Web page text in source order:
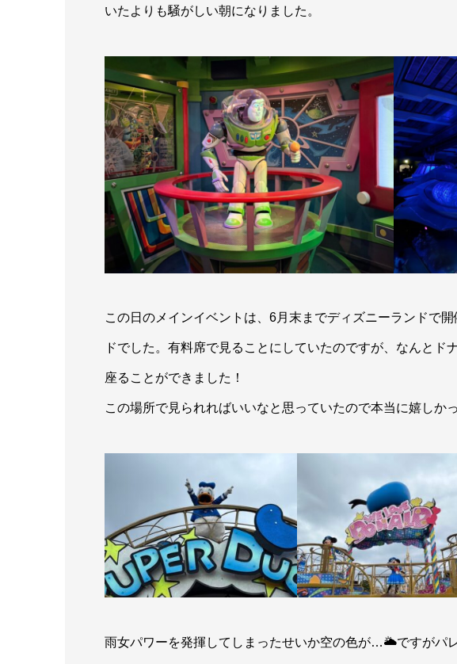
いたよりも騒がしい朝になりました。
この日のメインイベントは、6月末までディズニーランドで
ドでした。有料席で見ることにしていたのですが、なんとド
座ることができました！
この場所で見られればいいなと思っていたので本当に嬉しか
雨女パワーを発揮してしまったせいか空の色が…🌥ですがパ